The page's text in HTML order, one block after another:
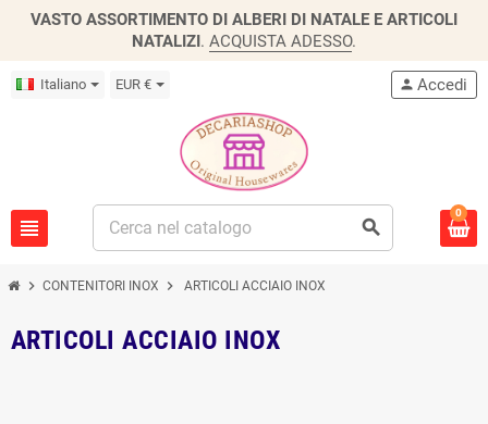
VASTO ASSORTIMENTO DI ALBERI DI NATALE E ARTICOLI
NATALIZI. ACQUISTA ADESSO.
Italiano EUR €
view_headline search
person Accedi
0
chevron_right CONTENITORI INOX chevron_right ARTICOLI ACCIAIO INOX
ARTICOLI ACCIAIO INOX